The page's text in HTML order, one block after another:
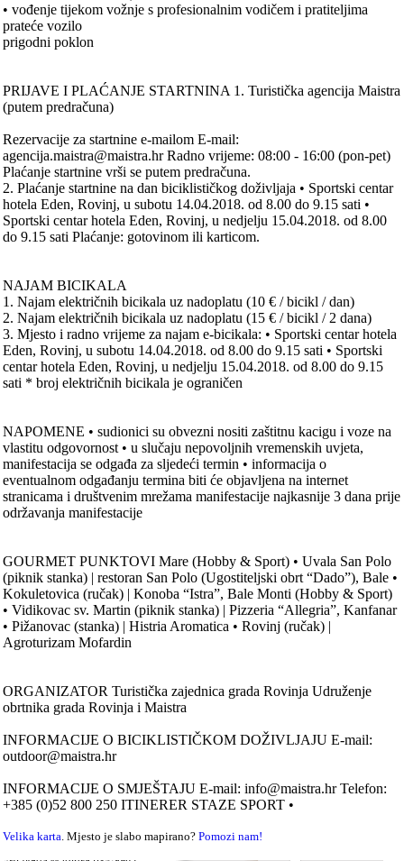
• vođenje tijekom vožnje s profesionalnim vodičem i pratiteljima
prateće vozilo
prigodni poklon
PRIJAVE I PLAĆANJE STARTNINA 1. Turistička agencija Maistra
(putem predračuna)
Rezervacije za startnine e-mailom E-mail:
agencija.maistra@maistra.hr Radno vrijeme: 08:00 - 16:00 (pon-pet)
Plaćanje startnine vrši se putem predračuna.
2. Plaćanje startnine na dan biciklističkog doživljaja • Sportski centar
hotela Eden, Rovinj, u subotu 14.04.2018. od 8.00 do 9.15 sati •
Sportski centar hotela Eden, Rovinj, u nedjelju 15.04.2018. od 8.00
do 9.15 sati Plaćanje: gotovinom ili karticom.
NAJAM BICIKALA
1. Najam električnih bicikala uz nadoplatu (10 € / bicikl / dan)
2. Najam električnih bicikala uz nadoplatu (15 € / bicikl / 2 dana)
3. Mjesto i radno vrijeme za najam e-bicikala: • Sportski centar hotela
Eden, Rovinj, u subotu 14.04.2018. od 8.00 do 9.15 sati • Sportski
centar hotela Eden, Rovinj, u nedjelju 15.04.2018. od 8.00 do 9.15
sati * broj električnih bicikala je ograničen
NAPOMENE • sudionici su obvezni nositi zaštitnu kacigu i voze na
vlastitu odgovornost • u slučaju nepovoljnih vremenskih uvjeta,
manifestacija se odgađa za sljedeći termin • informacija o
eventualnom odgađanju termina biti će objavljena na internet
stranicama i društvenim mrežama manifestacije najkasnije 3 dana prije
održavanja manifestacije
GOURMET PUNKTOVI Mare (Hobby & Sport) • Uvala San Polo
(piknik stanka) | restoran San Polo (Ugostiteljski obrt “Dado”), Bale •
Kokuletovica (ručak) | Konoba “Istra”, Bale Monti (Hobby & Sport)
• Vidikovac sv. Martin (piknik stanka) | Pizzeria “Allegria”, Kanfanar
• Pižanovac (stanka) | Histria Aromatica • Rovinj (ručak) |
Agroturizam Mofardin
ORGANIZATOR Turistička zajednica grada Rovinja Udruženje
obrtnika grada Rovinja i Maistra
INFORMACIJE O BICIKLISTIČKOM DOŽIVLJAJU E-mail:
outdoor@maistra.hr
INFORMACIJE O SMJEŠTAJU E-mail: info@maistra.hr Telefon:
+385 (0)52 800 250 ITINERER STAZE SPORT •
Velika karta. Mjesto je slabo mapirano?Pomozi nam!